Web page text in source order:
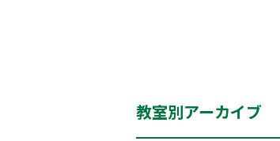
教室別アーカイブ